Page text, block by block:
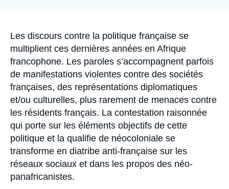
Accroche
Les discours contre la politique française se
multiplient ces dernières années en Afrique
francophone. Les paroles s’accompagnent parfois
de manifestations violentes contre des sociétés
françaises, des représentations diplomatiques
et/ou culturelles, plus rarement de menaces contre
les résidents français. La contestation raisonnée
qui porte sur les éléments objectifs de cette
politique et la qualifie de néocoloniale se
transforme en diatribe anti-française sur les
réseaux sociaux et dans les propos des néo-
panafricanistes.